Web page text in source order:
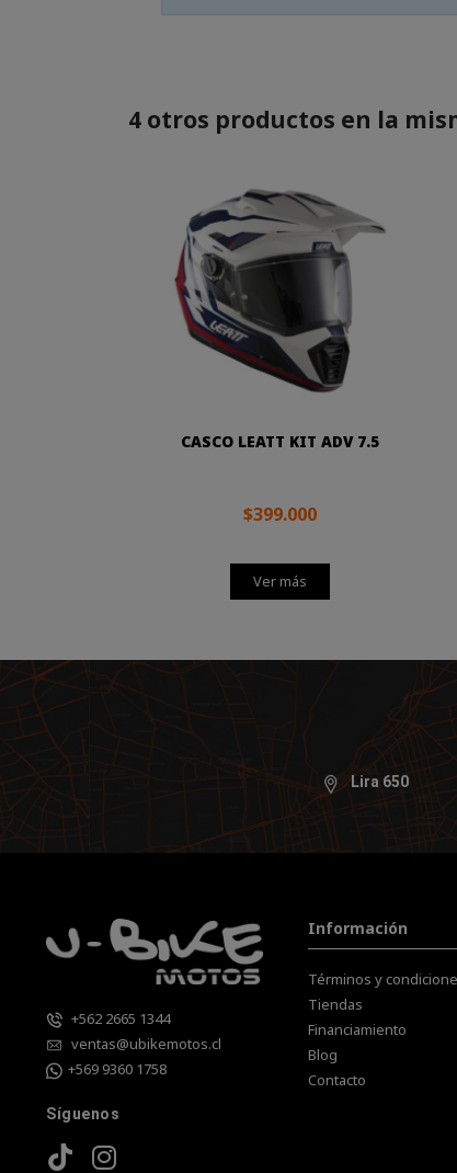
4 otros productos en la
CASCO LEATT KIT ADV 7.5
$399.000
Ver más
Lira 650
+562 2665 1344
ventas@ubikemotos.cl
+569 9360 1758
Síguenos
Información
Términos y
Tiendas
Financiamiento
Blog
Contacto